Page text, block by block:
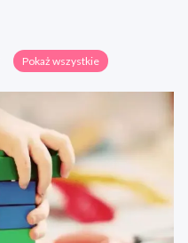
Pokaż wszystkie